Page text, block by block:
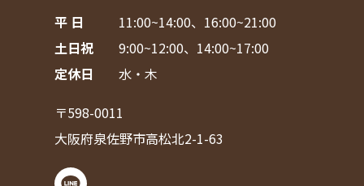
平 日
11:00~14:00、16:00~21:00
土日祝
9:00~12:00、14:00~17:00
定休日
水・木
〒598-0011
大阪府泉佐野市高松北2-1-63